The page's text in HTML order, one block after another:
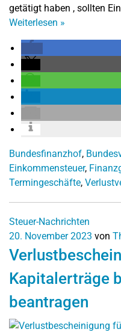
getätigt haben , sollten
Weiterlesen »
Bundesfinanzhof,
Einkommensteuer,
Termingeschäfte,
Steuer-Nachrichten
20. November 2023 von
Kapitalerträge
beantragen